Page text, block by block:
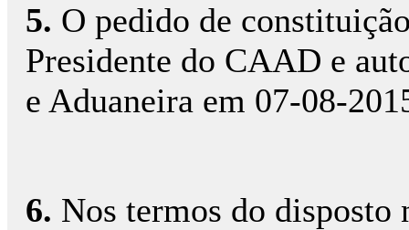
5. O pedido de
Presidente do CAAD e
e Aduaneira em 07-08-
6. Nos termos do disposto